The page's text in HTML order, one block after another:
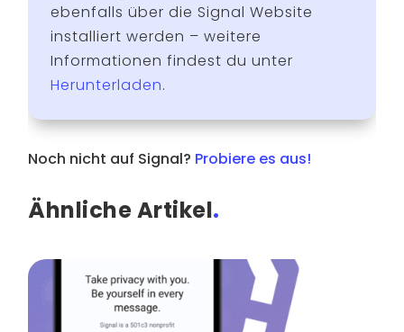
ebenfalls über die Signal Website
installiert werden – weitere
Informationen findest du unter
Herunterladen.
Noch nicht auf Signal? Probiere es aus!
Ähnliche Artikel.